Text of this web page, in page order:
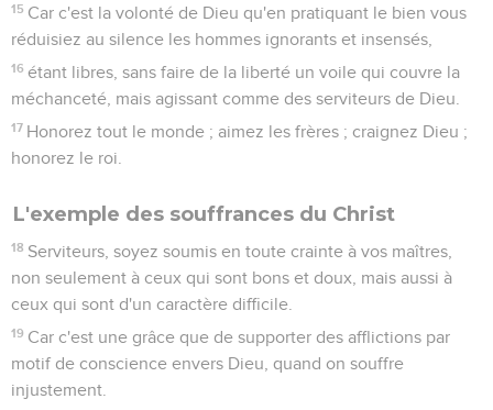
15 Car c'est la volonté de Dieu qu'en pratiquant le bien vous
réduisiez au silence les hommes ignorants et insensés,
16 étant libres, sans faire de la liberté un voile qui couvre la
méchanceté, mais agissant comme des serviteurs de Dieu.
17 Honorez tout le monde ; aimez les frères ; craignez Dieu ;
honorez le roi.
L'exemple des souffrances du Christ
18 Serviteurs, soyez soumis en toute crainte à vos maîtres,
non seulement à ceux qui sont bons et doux, mais aussi à
ceux qui sont d'un caractère difficile.
19 Car c'est une grâce que de supporter des afflictions par
motif de conscience envers Dieu, quand on souffre
injustement.